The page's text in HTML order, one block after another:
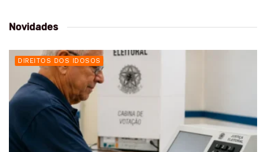
Novidades
DIREITOS DOS IDOSOS